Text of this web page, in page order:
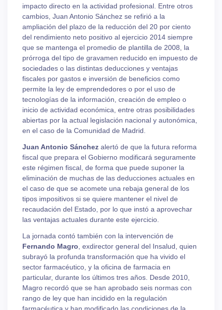
impacto directo en la actividad profesional. Entre otros
cambios, Juan Antonio Sánchez se refirió a la
ampliación del plazo de la reducción del 20 por ciento
del rendimiento neto positivo al ejercicio 2014 siempre
que se mantenga el promedio de plantilla de 2008, la
prórroga del tipo de gravamen reducido en impuesto de
sociedades o las distintas deducciones y ventajas
fiscales por gastos e inversión de beneficios como
permite la ley de emprendedores o por el uso de
tecnologías de la información, creación de empleo o
inicio de actividad económica, entre otras posibilidades
abiertas por la actual legislación nacional y autonómica,
en el caso de la Comunidad de Madrid.
Juan Antonio Sánchez alertó de que la futura reforma
fiscal que prepara el Gobierno modificará seguramente
este régimen fiscal, de forma que puede suponer la
eliminación de muchas de las deducciones actuales en
el caso de que se acomete una rebaja general de los
tipos impositivos si se quiere mantener el nivel de
recaudación del Estado, por lo que instó a aprovechar
las ventajas actuales durante este ejercicio.
La jornada contó también con la intervención de
Fernando Magro , exdirector general del Insalud, quien
subrayó la profunda transformación que ha vivido el
sector farmacéutico, y la oficina de farmacia en
particular, durante los últimos tres años. Desde 2010,
Magro recordó que se han aprobado seis normas con
rango de ley que han incidido en la regulación